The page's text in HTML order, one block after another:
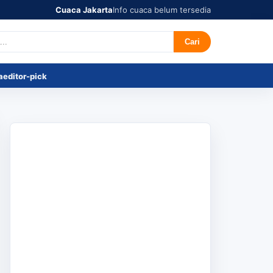
Cuaca JakartaInfo cuaca belum tersedia
Pick Cari
editor-pick